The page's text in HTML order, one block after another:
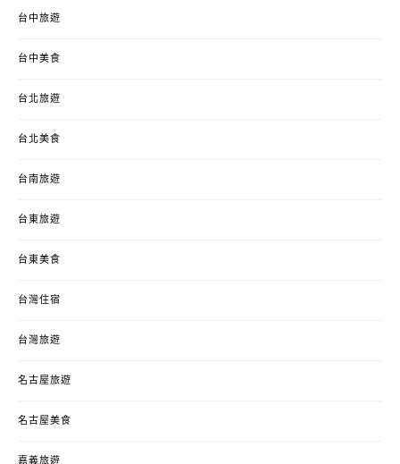
台中旅遊
台中美食
台北旅遊
台北美食
台南旅遊
台東旅遊
台東美食
台灣住宿
台灣旅遊
名古屋旅遊
名古屋美食